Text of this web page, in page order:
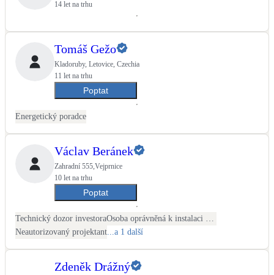
14 let na trhu
Tomáš Gežo
Kladoruby, Letovice, Czechia
11 let na trhu
Poptat
Energetický poradce
Václav Beránek
Zahradní 555,Vejprnice
10 let na trhu
Poptat
Technický dozor investora
Neautorizovaný projektant ...a 1 další
Zdeněk Drážný